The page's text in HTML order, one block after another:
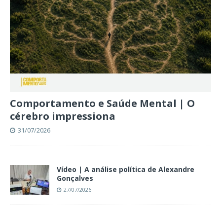
Comportamento e Saúde Mental | O
cérebro impressiona
31/07/2026
Vídeo | A análise política de Alexandre
Gonçalves
27/07/2026